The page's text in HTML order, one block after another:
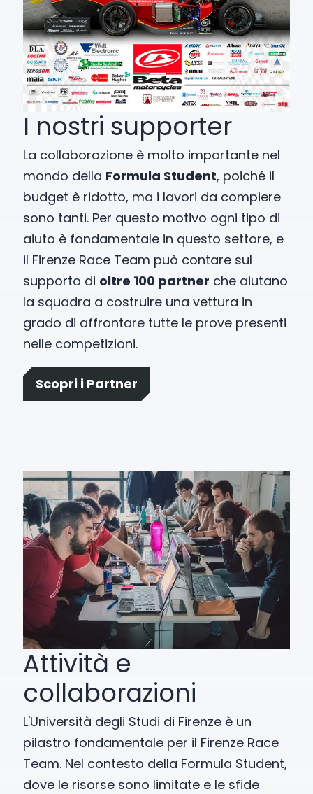
I nostri supporter
La collaborazione è molto importante nel
mondo della Formula Student, poiché il
budget è ridotto, ma i lavori da compiere
sono tanti. Per questo motivo ogni tipo di
aiuto è fondamentale in questo settore, e
il Firenze Race Team può contare sul
supporto di oltre 100 partner che aiutano
la squadra a costruire una vettura in
grado di affrontare tutte le prove presenti
nelle competizioni.
Scopri i Partner
Attività e
collaborazioni
L'Università degli Studi di Firenze è un
pilastro fondamentale per il Firenze Race
Team. Nel contesto della Formula Student,
dove le risorse sono limitate e le sfide